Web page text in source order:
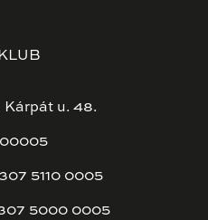
Kárpát u. 48.
5110 0005
5000 0005